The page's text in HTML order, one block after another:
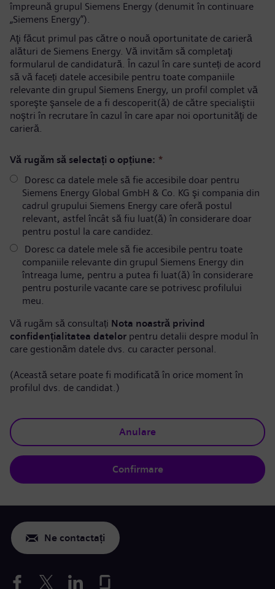
împreună grupul Siemens Energy (denumit în continuare
„Siemens Energy”).
Aţi făcut primul pas către o nouă oportunitate de carieră
alături de Siemens Energy. Vă invităm să completaţi
formularul de candidatură. În cazul în care sunteți de acord
să vă faceți datele accesibile pentru toate companiile
relevante din grupul Siemens Energy, un profil complet vă
sporeşte şansele de a fi descoperit(ă) de către specialiştii
noştri în recrutare în cazul în care apar noi oportunităţi de
carieră.
Vă rugăm să selectați o opțiune: *
Doresc ca datele mele să fie accesibile doar pentru
Siemens Energy Global GmbH & Co. KG şi compania din
cadrul grupului Siemens Energy care oferă postul
relevant, astfel încât să fiu luat(ă) în considerare doar
pentru postul la care candidez.
Doresc ca datele mele să fie accesibile pentru toate
companiile relevante din grupul Siemens Energy din
întreaga lume, pentru a putea fi luat(ă) în considerare
pentru posturile vacante care se potrivesc profilului
meu.
Vă rugăm să consultați Nota noastră privind
confidențialitatea datelor pentru detalii despre modul în
care gestionăm datele dvs. cu caracter personal.
(Această setare poate fi modificată în orice moment în
profilul dvs. de candidat.)
Anulare
Confirmare
Ne contactați